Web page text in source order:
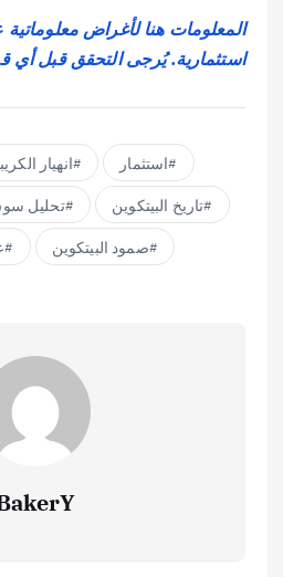
المعلومات هنا لأغراض
استثمارية. يُرجى التحقق قبل أي
استثمار انهيار
تاريخ البيتكوين
تحليل
صمود البيتكوين